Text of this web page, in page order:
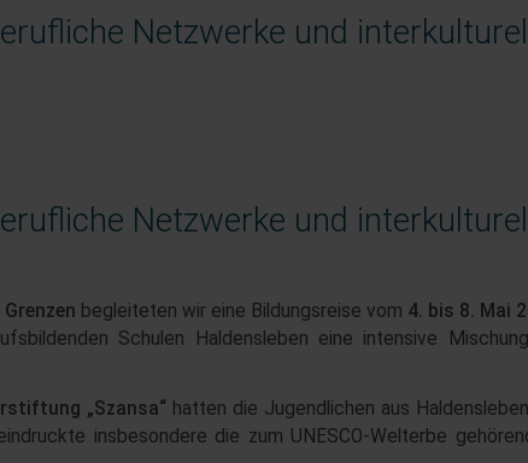
Netzwerke und
Netzwerke und
begleiteten wir eine Bildungsreise vom 4. bis 8. Mai
Schulen Haldensleben eine intensive
„Szansa“ hatten die Jugendlichen aus
insbesondere die zum UNESCO-Welterbe